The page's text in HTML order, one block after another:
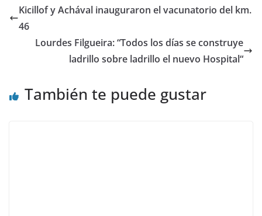
Kicillof y Achával inauguraron el vacunatorio del km.
46
Lourdes Filgueira: “Todos los días se construye
ladrillo sobre ladrillo el nuevo Hospital“
También te puede gustar